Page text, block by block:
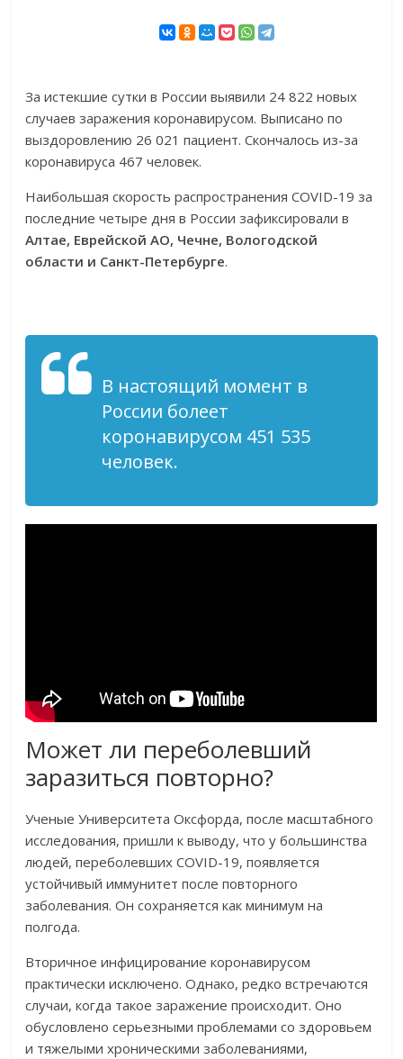
За истекшие сутки в России выявили 24 822 новых
случаев заражения коронавирусом. Выписано по
выздоровлению 26 021 пациент. Скончалось из-за
коронавируса 467 человек.
Наибольшая скорость распространения COVID-19 за
последние четыре дня в России зафиксировали в
Алтае, Еврейской АО, Чечне, Вологодской
области и Санкт-Петербурге.
В настоящий момент в
России болеет
коронавирусом 451 535
человек.
Может ли переболевший
заразиться повторно?
Ученые Университета Оксфорда, после масштабного
исследования, пришли к выводу, что у большинства
людей, переболевших COVID-19, появляется
устойчивый иммунитет после повторного
заболевания. Он сохраняется как минимум на
полгода.
Вторичное инфицирование коронавирусом
практически исключено. Однако, редко встречаются
случаи, когда такое заражение происходит. Оно
обусловлено серьезными проблемами со здоровьем
и тяжелыми хроническими заболеваниями,